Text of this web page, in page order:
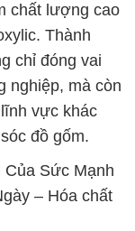
chất lượng cao
Thành
chỉ đóng vai
nghiệp, mà còn
vực khác
đồ gốm.
Sức Mạnh
– Hóa chất